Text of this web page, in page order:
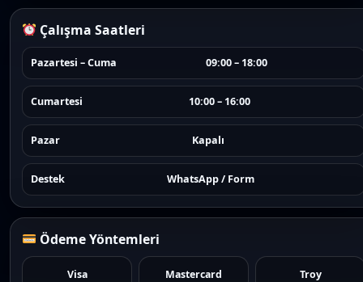
Çalışma Saatleri
Pazartesi – Cuma 09:00 – 18:00
Cumartesi 10:00 – 16:00
Pazar Kapalı
Destek WhatsApp / Form
Ödeme Yöntemleri
Visa Mastercard Troy